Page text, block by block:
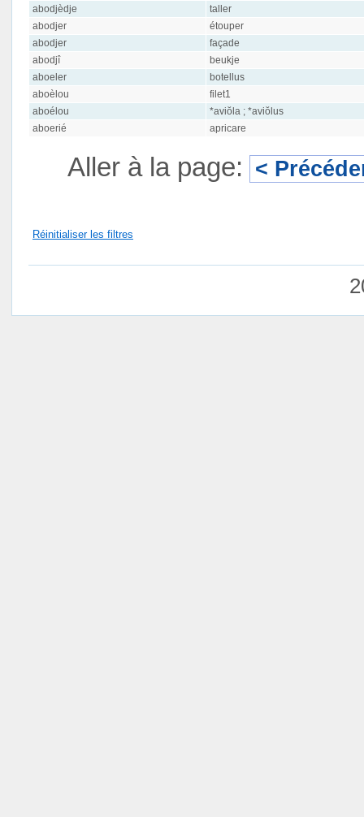
abodjèdje
taller
abodjer
étouper
abodjer
façade
abodjî
beukje
aboeler
botellus
aboèlou
filet1
aboélou
*aviŏla ; *aviŏlus
aboerié
apricare
Aller à la page: <
Réinitialiser les filtres